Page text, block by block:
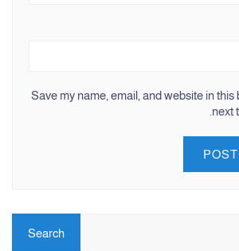
Save my name, email, and website in
next